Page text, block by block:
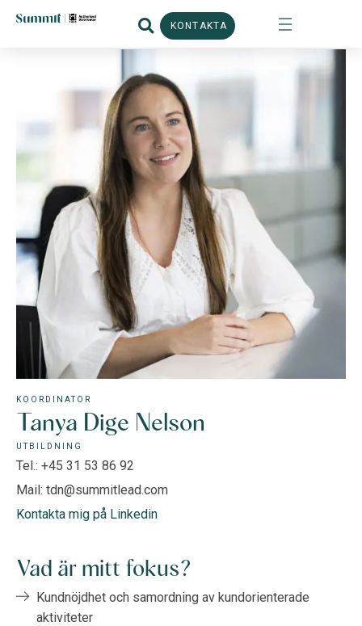
KONTAKTA
KOORDINATOR
Tanya Dige Nelson
UTBILDNING
Tel.: +45 31 53 86 92
Mail: tdn@summitlead.com
Kontakta mig på Linkedin
Vad är mitt fokus?
Kundnöjdhet och samordning av kundorienterade
aktiviteter